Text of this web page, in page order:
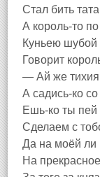
Стал бить
А король-то по
Куньею шубой
Говорит
— Ай же
А садись-ко
Ешь-ко ты пей
Сделаем с
Да на моёй
На